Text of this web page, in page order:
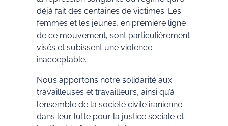
déjà fait des centaines de victimes. Les
femmes et les jeunes, en première ligne
de ce mouvement, sont particulièrement
visés et subissent une violence
inacceptable.
Nous apportons notre solidarité aux
travailleuses et travailleurs, ainsi qu’à
l’ensemble de la société civile iranienne
dans leur lutte pour la justice sociale et